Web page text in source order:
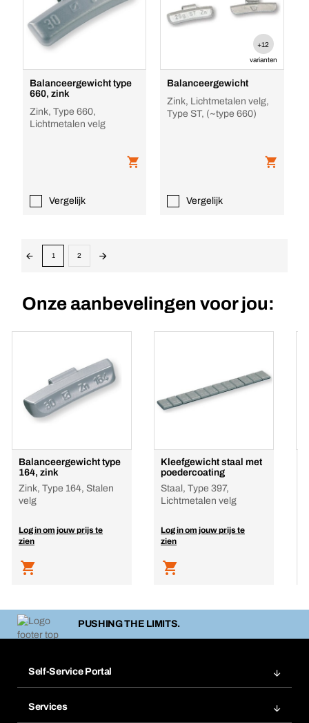
Balanceergewicht type
660, zink
Zink, Type 660,
Lichtmetalen velg
Vergelijk
+12
varianten
Balanceergewicht
Zink, Lichtmetalen velg,
Type ST, (~type 660)
Vergelijk
1 2
Onze aanbevelingen voor jou:
Balanceergewicht type
164, zink
Zink, Type 164, Stalen
velg
Log in om jouw prijs te
zien
Kleefgewicht staal met
poedercoating
Staal, Type 397,
Lichtmetalen velg
Log in om jouw prijs te
zien
PUSHING THE LIMITS.
Self-Service Portal
Services